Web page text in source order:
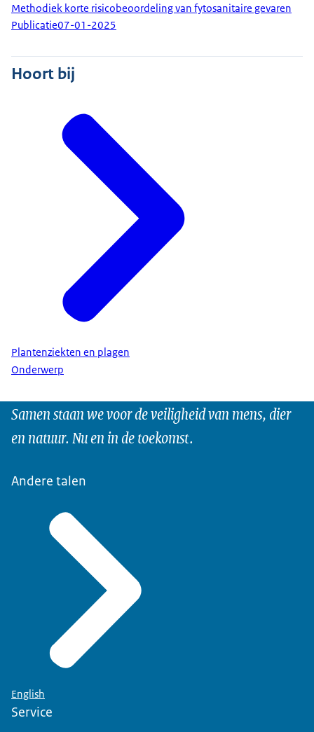
Methodiek korte risicobeoordeling van fytosanitaire gevaren
Publicatie07-01-2025
Hoort bij
Plantenziekten en plagen
Onderwerp
Samen staan we voor de veiligheid van mens, dier
en natuur. Nu en in de toekomst.
Andere talen
English
Service